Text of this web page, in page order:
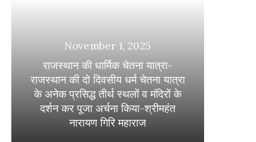
November 1, 2025
राजस्थान की धार्मिक चेतना यात्रा-
राजस्थान की दो दिवसीय धर्म चेतना यात्रा
के अनेक प्रसिद्ध तीर्थ स्थलों व मंदिरों के
दर्शन कर पूजा अर्चना किया-श्रीमहंत
नारायण गिरि महाराज